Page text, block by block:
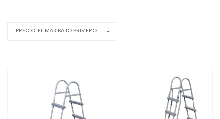
PRECIO: EL MÁS BAJO PRIMERO